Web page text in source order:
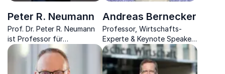
Peter R. Neumann
Prof. Dr. Peter R. Neumann
ist Professor für
Sicherheitsstudien am King’s
College London und
international gefragter
Andreas Bernecker
Professor, Wirtschafts-
Experte & Keynote Speaker
mit Praxis aus Politik,
Finanzwelt und Start-up-
Kosmos